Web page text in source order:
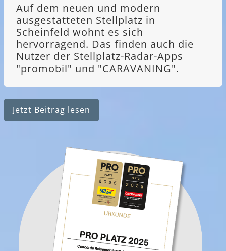
Auf dem neuen und modern
ausgestatteten Stellplatz in
Scheinfeld wohnt es sich
hervorragend. Das finden auch die
Nutzer der Stellplatz-Radar-Apps
"promobil" und "CARAVANING".
Jetzt Beitrag lesen